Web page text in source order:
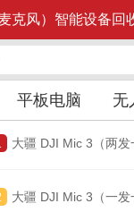
克风）智能设备回
平板电脑 无
大疆 DJI Mic 3（一发